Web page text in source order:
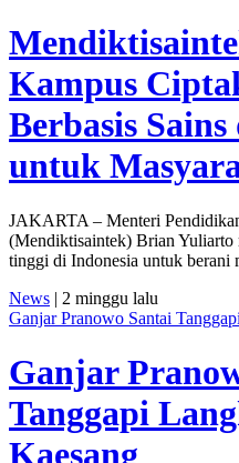
Kampus
Berbasis
untuk
JAKARTA – Menteri
(Mendiktisaintek) Brian Yuliarto
tinggi di Indonesia untuk berani
News | 2 minggu lalu
Ganjar Pranowo Santai
Ganjar
Tanggapi
Kaesang